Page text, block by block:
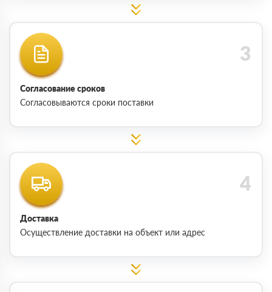
Согласование сроков
Согласовываются сроки поставки
Доставка
Осуществление доставки на объект или адрес